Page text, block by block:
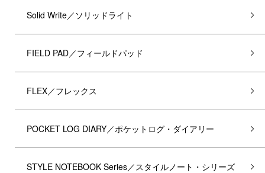
Solid Write／ソリッドライト
FIELD PAD／フィールドパッド
FLEX／フレックス
POCKET LOG DIARY／ポケットログ・ダイアリー
STYLE NOTEBOOK Series／スタイルノート・シリーズ